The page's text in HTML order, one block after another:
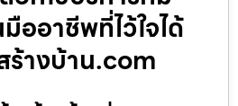
ออาชีพที่ไว้ใจได้
ร้างบ้าน.com